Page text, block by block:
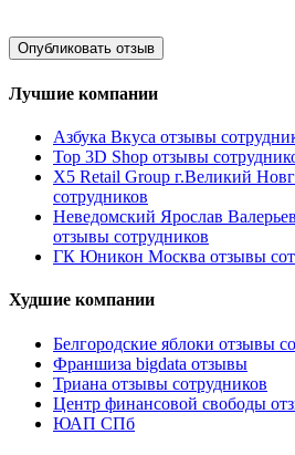
Лучшие компании
Азбука Вкуса отзывы
Top 3D Shop отзывы
X5 Retail Group г.Великий
сотрудников
Неведомский Ярослав
отзывы сотрудников
ГК Юникон Москва отзывы
Худшие компании
Белгородские яблоки отзывы
Франшиза bigdata отзывы
Триана отзывы сотрудников
Центр финансовой свободы
ЮАП СПб